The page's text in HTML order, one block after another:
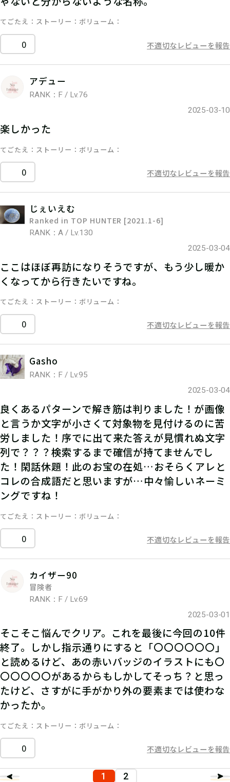
てごたえ ストーリー ボリューム
0 不適切なレビューを報告
アデュー
RANK：F / Lv.76
2025-03-10
楽しかった
てごたえ ストーリー ボリューム
0 不適切なレビューを報告
じぇいえむ
Ranked in TOP HUNTER [2021.1-6]
RANK：A / Lv.130
2025-03-04
ここはほぼ再訪になりそうですが、もう少し暖か
くなってから行きたいですね。
てごたえ ストーリー ボリューム
0 不適切なレビューを報告
Gasho
RANK：F / Lv.95
2025-03-04
良くあるパターンで解き筋は判りました！が画像
と言うか文字が小さくて対象物を見付けるのに苦
労しました！序でに出て来た答えが見慣れぬ文字
列で？？？検索するまで確信が持てませんでし
た！閑話休題！此のお宝の在処…おそらくアレと
コレの合成語だと思いますが…中々愉しいネーミ
ングですね！
てごたえ ストーリー ボリューム
0 不適切なレビューを報告
カイザー90
冒険者
RANK：F / Lv.69
2025-03-01
そこそこ悩んでクリア。これを最後に今回の10件
終了。しかし指示通りにすると「〇〇〇〇〇〇」
と読めるけど、あの赤いバッジのイラストにも〇
〇〇〇〇〇があるからもしかしてそっち？と思っ
たけど、さすがに手がかり外の要素までは使わな
かったか。
てごたえ ストーリー ボリューム
0 不適切なレビューを報告
1 2